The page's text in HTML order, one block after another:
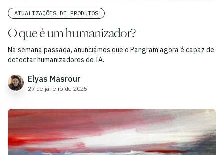
ATUALIZAÇÕES DE PRODUTOS
O que é um humanizador?
Na semana passada, anunciámos que o Pangram agora é capaz de
detectar humanizadores de IA.
Elyas Masrour
27 de janeiro de 2025